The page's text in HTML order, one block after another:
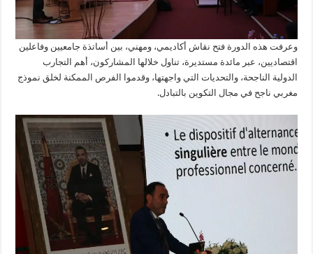
وعرفت هذه الدورة فتح نقاش أكاديمي، ومهني، بين أساتذة جامعيين وفاعلين
اقتصاديين، عبر مائدة مستديرة، تناول خلالها المشاركون، أهم التجارب
الدولية الناجحة، والتحديات التي واجهتها، وقدموا الفرص الممكنة لخلق نموذج
مغربي ناجح في مجال التكوين بالتبادل.